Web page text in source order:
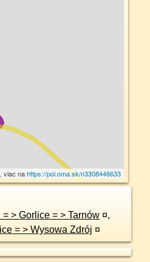
, viac nahttps://poi.oma.sk/n3308446633
MLD – A23: Wysowa Beskid = > Gorlice = > Tarnów ¤,
MLD – A23: Tarnów = > Gorlice = > Wysowa Zdrój ¤